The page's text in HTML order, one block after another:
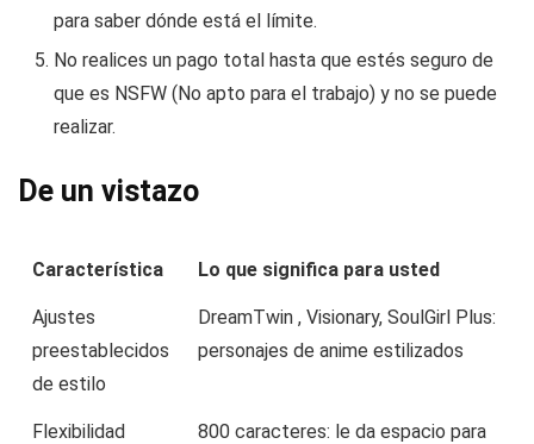
para saber dónde está el límite.
No realices un pago total hasta que estés seguro de
que es NSFW (No apto para el trabajo) y no se puede
realizar.
De un vistazo
Característica Lo que significa para usted
Ajustes
preestablecidos
de estilo
DreamTwin , Visionary, SoulGirl Plus:
personajes de anime estilizados
Flexibilidad
800 caracteres: le da espacio para